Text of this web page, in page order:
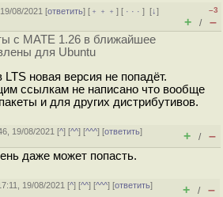
08/2021 [ответить] [ ﹢﹢﹢] [ · · ·][↓]
–3
+ / –
с MATE 1.26 в ближайшее
для Ubuntu
новая версия не попадёт.
ссылкам не написано что вообще
и для других дистрибутивов.
19/08/2021 [^] [^^] [^^^] [ответить]
+ / –
даже может попасть.
19/08/2021 [^] [^^] [^^^] [ответить]
+ / –